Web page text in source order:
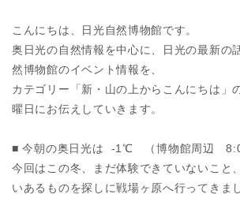
こんにちは、日光自然博物館です。
奥日光の自然情報を中心に、日光の最新の
然博物館のイベント情報を、
カテゴリー「新・山の上からこんにちは」
曜日にお伝えしていきます。
■ 今朝の奥日光は -1℃ （博物館周辺
今回はこの冬、まだ体験できていないこと
いあるものを探しに戦場ヶ原へ行ってきま